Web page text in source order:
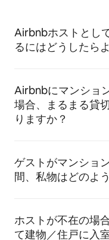
Airbnbホストとし
るにはどうしたら
Airbnbにマンショ
場合、まるまる貸
りますか？
ゲストがマンショ
間、私物はどのよ
ホストが不在の場
て建物／住戸に入